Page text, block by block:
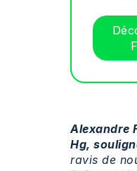
Alexandre
Hg,
ravis de